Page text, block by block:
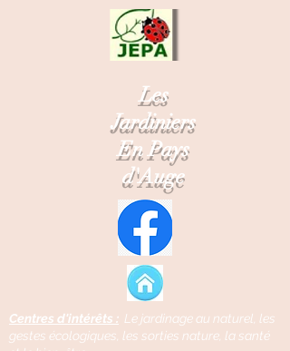
Les
Jardiniers
En Pays
d'Auge
Centres d'intérêts : Le jardinage au naturel, les
gestes écologiques, les sorties nature, la santé